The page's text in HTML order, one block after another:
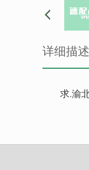
详细描述
求.渝